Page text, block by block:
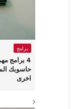
برامج
4 برامج
حاسوبك
اخرى